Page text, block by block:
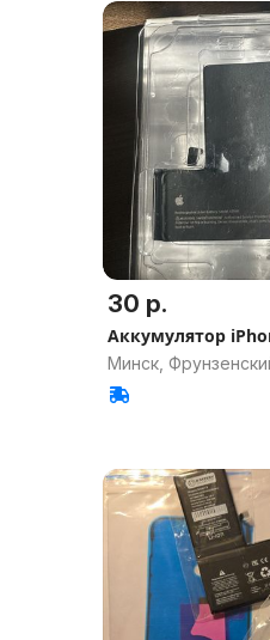
30 р.
Аккумулятор
Минск,